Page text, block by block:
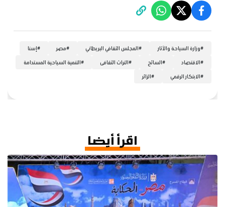
#وزارة السياحة والآثار #المجلس الثقافي البريطاني #مصر #إسنا
#الاقتصاد #السائح #التراث الثقافى #التنمية السياحية المستدامة
#الابتكار الرقمي #الزائر
اقرأ أيضا